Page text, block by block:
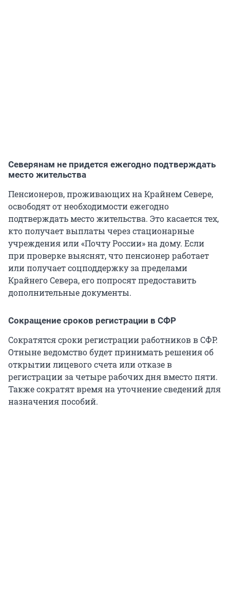
Северянам не придется ежегодно подтверждать
место жительства
Пенсионеров, проживающих на Крайнем Севере,
освободят от необходимости ежегодно
подтверждать место жительства. Это касается тех,
кто получает выплаты через стационарные
учреждения или «Почту России» на дому. Если
при проверке выяснят, что пенсионер работает
или получает соцподдержку за пределами
Крайнего Севера, его попросят предоставить
дополнительные документы.
Сокращение сроков регистрации в СФР
Сократятся сроки регистрации работников в СФР.
Отныне ведомство будет принимать решения об
открытии лицевого счета или отказе в
регистрации за четыре рабочих дня вместо пяти.
Также сократят время на уточнение сведений для
назначения пособий.